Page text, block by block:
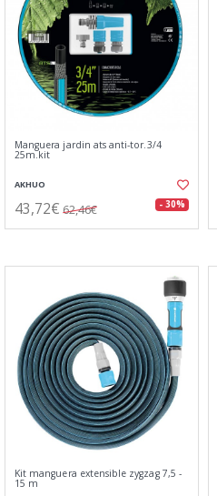
Manguera jardin ats anti-tor.3/4
25m.kit
AKHUO
43,72€ 62,46€ - 30%
Kit manguera extensible zygzag 7,5 -
15 m